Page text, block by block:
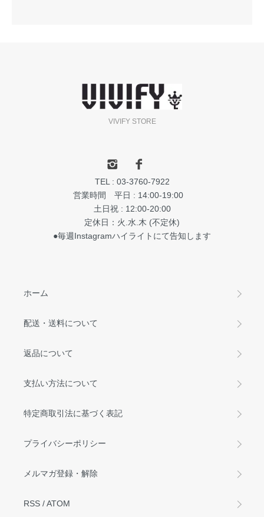
VIVIFY STORE
TEL : 03-3760-7922
営業時間 平日 : 14:00-19:00
土日祝 : 12:00-20:00
定休日：火.水.木 (不定休)
●毎週Instagramハイライトにて告知します
ホーム
配送・送料について
返品について
支払い方法について
特定商取引法に基づく表記
プライバシーポリシー
メルマガ登録・解除
RSS /ATOM